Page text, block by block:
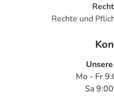
Rechte und
Mo - Fr
Sa